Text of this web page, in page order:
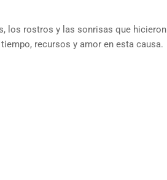
los rostros y las sonrisas que hicieron
recursos y amor en esta causa.